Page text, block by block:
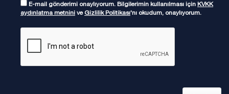
E-mail gönderimi onaylıyorum. Bilgilerimin kullanılması için KVKK
aydınlatma metnini ve Gizlilik Politikası'nı okudum, onaylıyorum.